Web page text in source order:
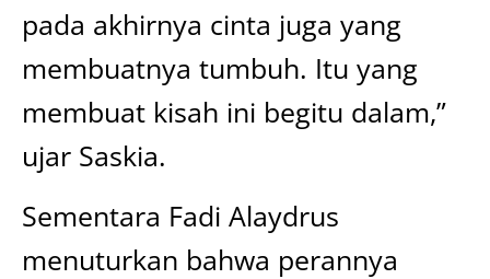
pada akhirnya cinta juga yang
membuatnya tumbuh. Itu yang
membuat kisah ini begitu dalam,”
ujar Saskia.
Sementara Fadi Alaydrus
menuturkan bahwa perannya